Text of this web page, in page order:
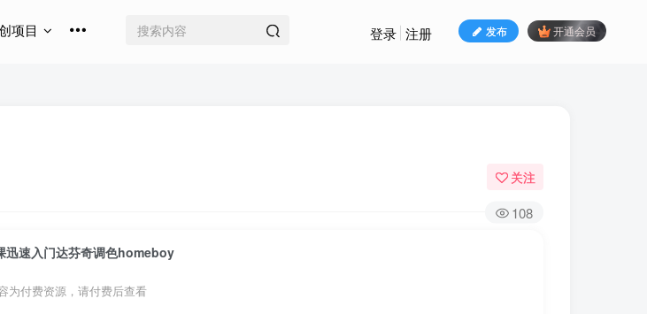
项目 发布 开通会员
登录 注册
关注
108
迅速入门达芬奇调色homeboy
为付费资源，请付费后查看